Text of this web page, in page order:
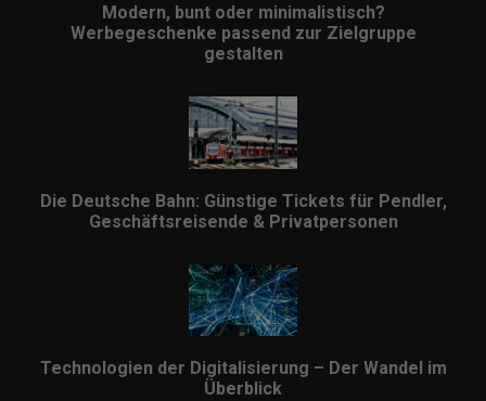
Modern, bunt oder minimalistisch?
Werbegeschenke passend zur Zielgruppe
gestalten
Die Deutsche Bahn: Günstige Tickets für Pendler,
Geschäftsreisende & Privatpersonen
Technologien der Digitalisierung – Der Wandel im
Überblick